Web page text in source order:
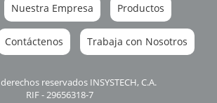
Nuestra Empresa Productos
Contáctenos Trabaja con Nosotros
reservados INSYSTECH, C.A.
RIF - 29656318-7